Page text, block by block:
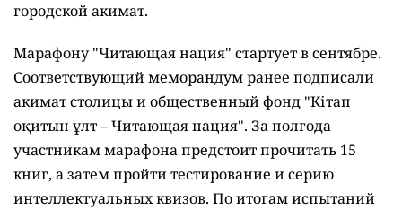
городской акимат.
Марафону "Читающая нация" стартует в сентябре.
Соответствующий меморандум ранее подписали
акимат столицы и общественный фонд "Кітап
оқитын ұлт – Читающая нация". За полгода
участникам марафона предстоит прочитать 15
книг, а затем пройти тестирование и серию
интеллектуальных квизов. По итогам испытаний